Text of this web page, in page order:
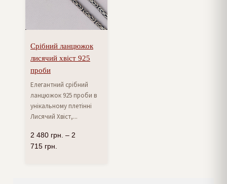
Срібний ланцюжок
лисячий хвіст 925
проби
Елегантний срібний
ланцюжок 925 проби в
унікальному плетінні
Лисячий Хвіст,...
2 480 грн. – 2
715 грн.